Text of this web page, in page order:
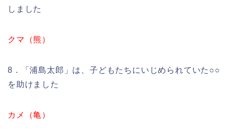
しました
クマ（熊）
8．「浦島太郎」は、子どもたちにいじめられていた○○
を助けました
カメ（亀）